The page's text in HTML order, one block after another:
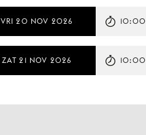
VRI 20 NOV 2026 10:00
ZAT 21 NOV 2026 10:00